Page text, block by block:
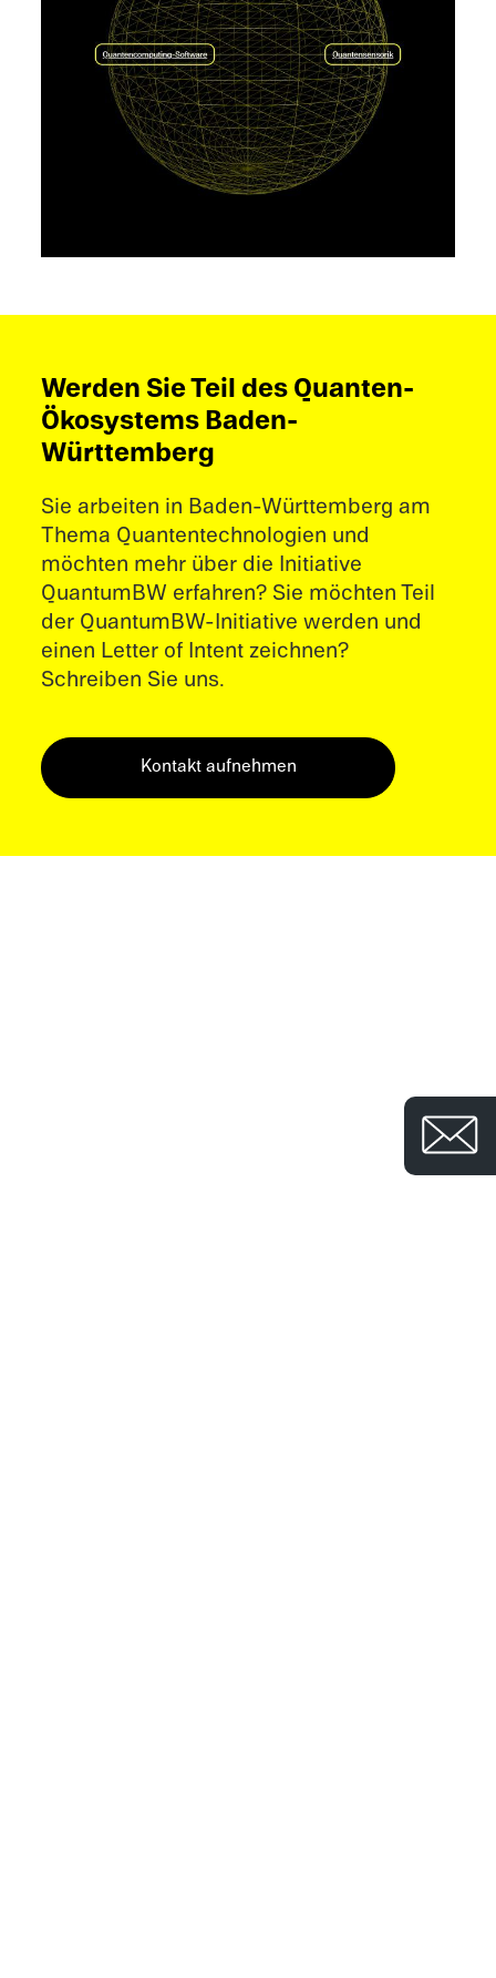
Werden Sie Teil des Quanten-
Ökosystems Baden-
Württemberg
Sie arbeiten in Baden-Württemberg am
Thema Quantentechnologien und
möchten mehr über die Initiative
QuantumBW erfahren? Sie möchten Teil
der QuantumBW-Initiative werden und
einen Letter of Intent zeichnen?
Schreiben Sie uns.
Kontakt aufnehmen